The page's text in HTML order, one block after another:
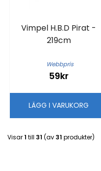
Vimpel H.B.D Pirat -
219cm
Webbpris
59kr
LÄGG I VARUKORG
Visar1 till 31 (av31 produkter)